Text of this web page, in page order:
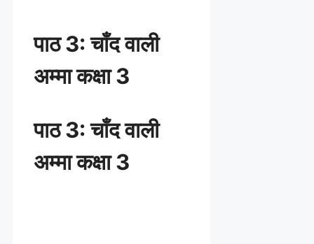
पाठ 3: चाँद वाली
अम्मा कक्षा 3
पाठ 3: चाँद वाली
अम्मा कक्षा 3